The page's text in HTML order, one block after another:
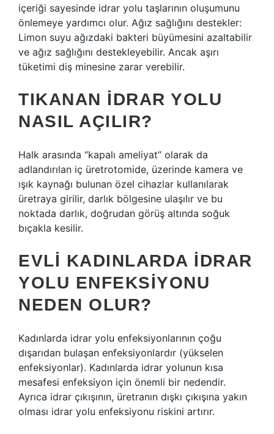
içeriği sayesinde idrar yolu taşlarının oluşumunu
önlemeye yardımcı olur. Ağız sağlığını destekler:
Limon suyu ağızdaki bakteri büyümesini azaltabilir
ve ağız sağlığını destekleyebilir. Ancak aşırı
tüketimi diş minesine zarar verebilir.
TIKANAN IDRAR YOLU
NASIL AÇILIR?
Halk arasında “kapalı ameliyat” olarak da
adlandırılan iç üretrotomide, üzerinde kamera ve
ışık kaynağı bulunan özel cihazlar kullanılarak
üretraya girilir, darlık bölgesine ulaşılır ve bu
noktada darlık, doğrudan görüş altında soğuk
bıçakla kesilir.
EVLI KADINLARDA IDRAR
YOLU ENFEKSIYONU
NEDEN OLUR?
Kadınlarda idrar yolu enfeksiyonlarının çoğu
dışarıdan bulaşan enfeksiyonlardır (yükselen
enfeksiyonlar). Kadınlarda idrar yolunun kısa
mesafesi enfeksiyon için önemli bir nedendir.
Ayrıca idrar çıkışının, üretranın dışkı çıkışına yakın
olması idrar yolu enfeksiyonu riskini artırır.